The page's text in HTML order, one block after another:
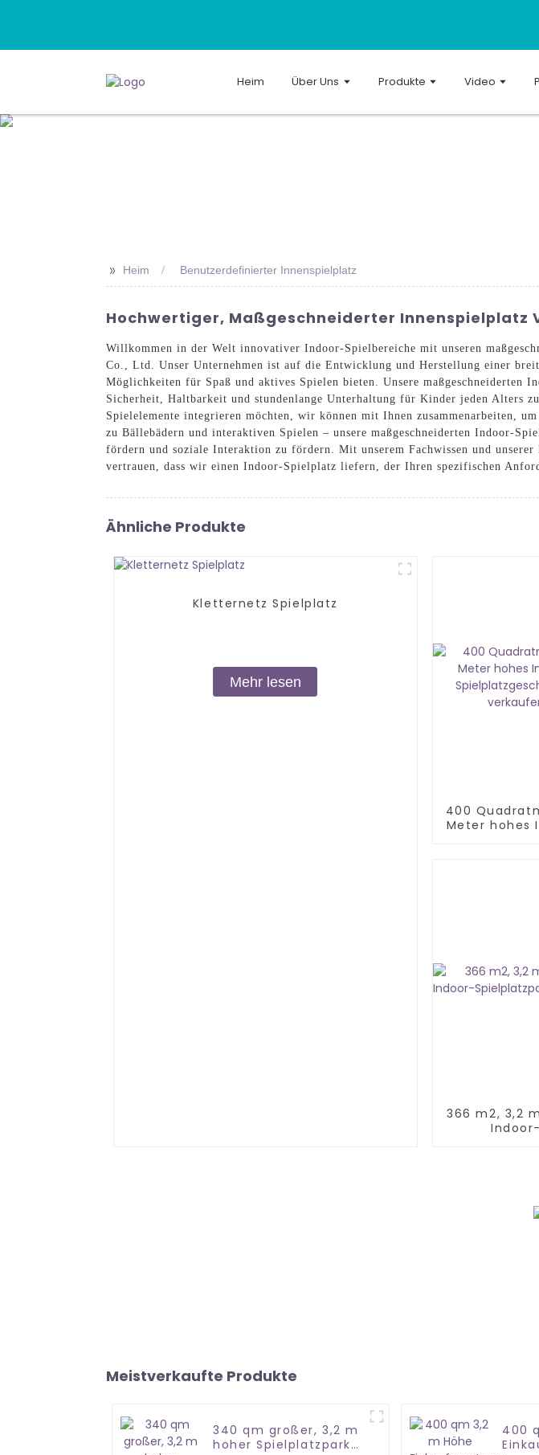
Heim Über Uns Produkte Video
>> Heim Benutzerdefinierter Innenspielplatz
Hochwertiger, Maßgeschneiderter
Willkommen in der Welt innovativer Indoor-Spielbereiche mit unseren
Co., Ltd. Unser Unternehmen ist auf die Entwicklung und Herstellung einer
Möglichkeiten für Spaß und aktives Spielen bieten. Unsere maßgeschneiderten
Sicherheit, Haltbarkeit und stundenlange Unterhaltung für Kinder jeden Alters
Spielelemente integrieren möchten, wir können mit Ihnen zusammenarbeiten,
zu Bällebädern und interaktiven Spielen – unsere maßgeschneiderten Indoor-
fördern und soziale Interaktion zu fördern. Mit unserem Fachwissen und
vertrauen, dass wir einen Indoor-Spielplatz liefern, der Ihren spezifischen
Ähnliche Produkte
Kletternetz Spielplatz
Mehr lesen
400
Meter hohes
366 m2, 3,2
Indoor-
Meistverkaufte Produkte
340 qm großer, 3,2 m
hoher Spielplatzpark
400